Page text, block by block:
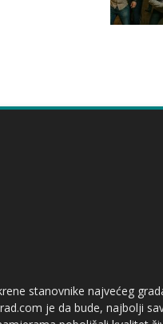
stanovnike najvećeg
je da bude, najbolji